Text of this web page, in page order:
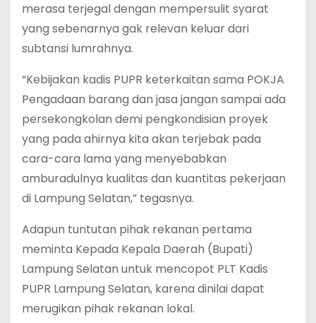
merasa terjegal dengan mempersulit syarat
yang sebenarnya gak relevan keluar dari
subtansi lumrahnya.
“Kebijakan kadis PUPR keterkaitan sama POKJA
Pengadaan barang dan jasa jangan sampai ada
persekongkolan demi pengkondisian proyek
yang pada ahirnya kita akan terjebak pada
cara-cara lama yang menyebabkan
amburadulnya kualitas dan kuantitas pekerjaan
di Lampung Selatan,” tegasnya.
Adapun tuntutan pihak rekanan pertama
meminta Kepada Kepala Daerah (Bupati)
Lampung Selatan untuk mencopot PLT Kadis
PUPR Lampung Selatan, karena dinilai dapat
merugikan pihak rekanan lokal.